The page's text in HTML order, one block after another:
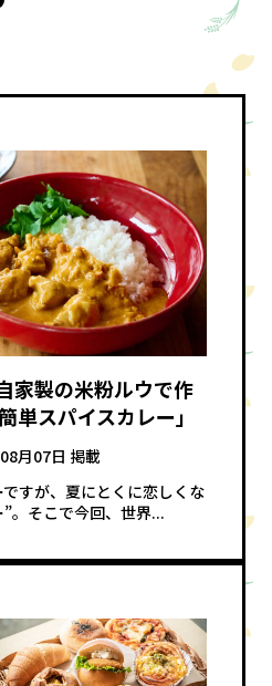
家製の米粉ルウで作
単スパイスカレー」
月07日 掲載
すが、夏にとくに恋しくな
。そこで今回、世界...